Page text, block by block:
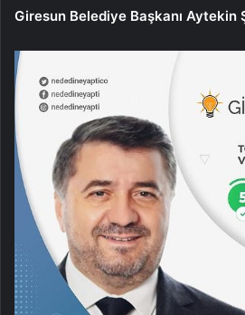
Giresun Belediye Başkanı Aytekin